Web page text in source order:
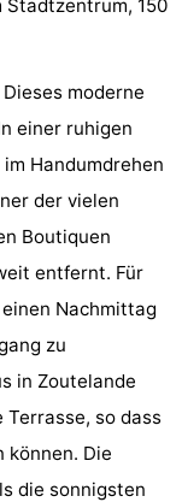
150
moderne
einer ruhigen
Handumdrehen
der vielen
Boutiquen
entfernt. Für
Nachmittag
zu
in Zoutelande
so dass
können. Die
die sonnigsten